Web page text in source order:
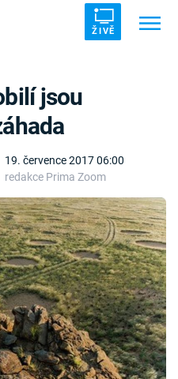
ŽIVĚ
19. července 2017 06:00
redakce Prima Zoom
jsou